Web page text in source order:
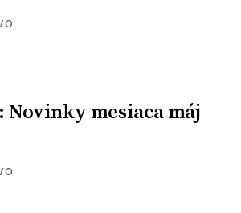
mesiaca máj